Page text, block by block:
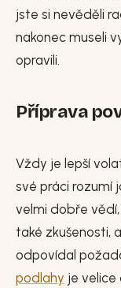
jste si nevěděli
nakonec museli
opravili.
Příprava
Vždy je lepší
své práci rozumí
velmi dobře
také zkušenosti,
odpovídal
podlahy je velice